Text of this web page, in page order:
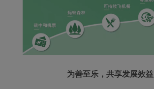
为善至乐，共享发展效益